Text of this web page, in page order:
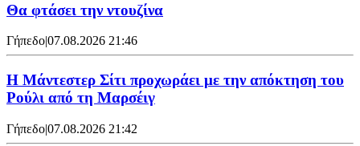
Θα φτάσει την ντουζίνα
Γήπεδο|07.08.2026 21:46
Η Μάντεστερ Σίτι προχωράει με την απόκτηση του
Ρούλι από τη Μαρσέιγ
Γήπεδο|07.08.2026 21:42